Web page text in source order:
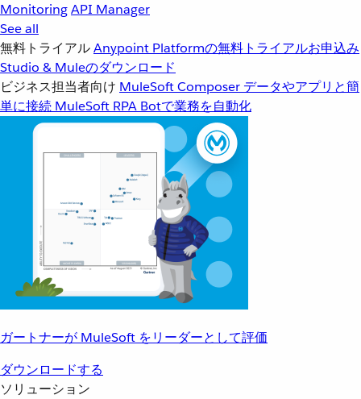
MonitoringAPI Manager
See all
無料トライアルAnypoint Platformの無料トライアルお申込み
Studio & Muleのダウンロード
ビジネス担当者向け MuleSoft Composer データやアプリと簡
単に接続 MuleSoft RPA Botで業務を自動化
ガートナーが MuleSoft をリーダーとして評価
ダウンロードする
ソリューション